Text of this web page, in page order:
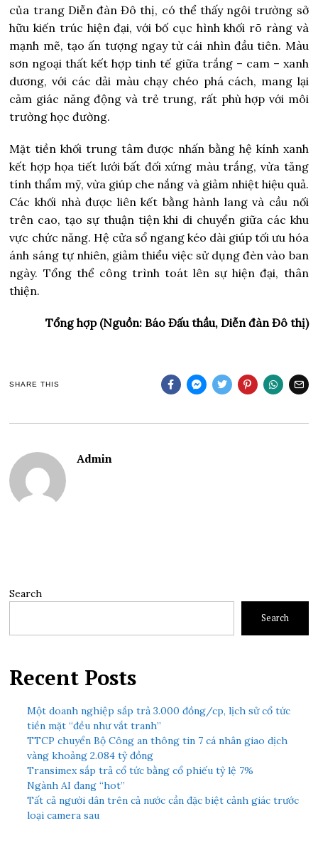
của trang Diễn đàn Đô thị, có thể thấy ngôi trường sở
hữu kiến trúc hiện đại, với bố cục hình khối rõ ràng và
mạnh mẽ, tạo ấn tượng ngay từ cái nhìn đầu tiên. Màu
sơn ngoại thất kết hợp tinh tế giữa trắng – cam – xanh
dương, với các dải màu chạy chéo phá cách, mang lại
cảm giác năng động và trẻ trung, rất phù hợp với môi
trường học đường.
Mặt tiền khối trung tâm được nhấn bằng hệ kính xanh
kết hợp họa tiết lưới bất đối xứng màu trắng, vừa tăng
tính thẩm mỹ, vừa giúp che nắng và giảm nhiệt hiệu quả.
Các khối nhà được liên kết bằng hành lang và cầu nối
trên cao, tạo sự thuận tiện khi di chuyển giữa các khu
vực chức năng. Hệ cửa sổ ngang kéo dài giúp tối ưu hóa
ánh sáng tự nhiên, giảm thiểu việc sử dụng đèn vào ban
ngày. Tổng thể công trình toát lên sự hiện đại, thân
thiện.
Tổng hợp (Nguồn: Báo Đấu thầu, Diễn đàn Đô thị)
SHARE THIS
Admin
Search
Search
Recent Posts
Một doanh nghiệp sắp trả 3.000 đồng/cp, lịch sử cổ tức
tiền mặt “đều như vắt tranh”
TTCP chuyển Bộ Công an thông tin 7 cá nhân giao dịch
vàng khoảng 2.084 tỷ đồng
Transimex sắp trả cổ tức bằng cổ phiếu tỷ lệ 7%
Ngành AI đang “hot”
Tất cả người dân trên cả nước cần đặc biệt cảnh giác trước
loại camera sau